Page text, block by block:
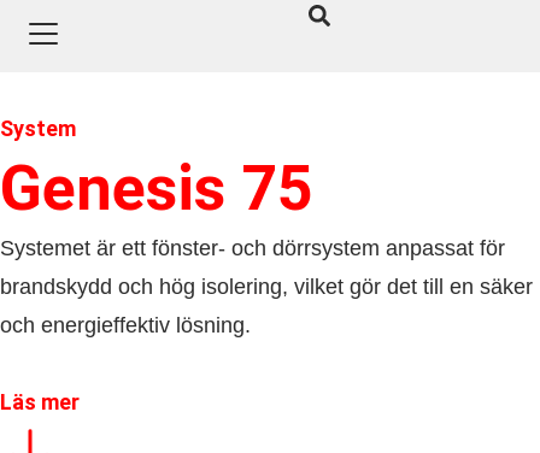
System
Genesis 75
Systemet är ett fönster- och dörrsystem anpassat för
brandskydd och hög isolering, vilket gör det till en säker
och energieffektiv lösning.
Läs mer